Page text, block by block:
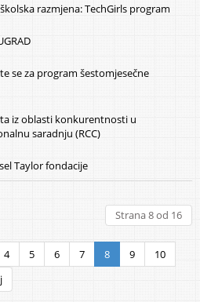
razmjena: TechGirls program
se za program šestomjesečne
iz oblasti konkurentnosti u
saradnju (RCC)
Taylor fondacije
Strana 8 od 16
4 5 6 7 8 9
10